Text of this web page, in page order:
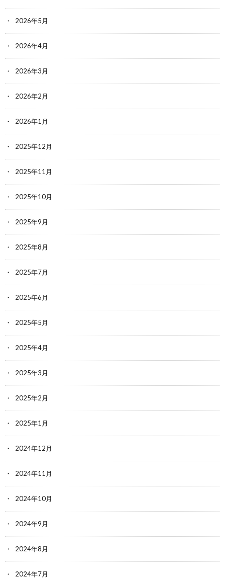
2026年5月
2026年4月
2026年3月
2026年2月
2026年1月
2025年12月
2025年11月
2025年10月
2025年9月
2025年8月
2025年7月
2025年6月
2025年5月
2025年4月
2025年3月
2025年2月
2025年1月
2024年12月
2024年11月
2024年10月
2024年9月
2024年8月
2024年7月